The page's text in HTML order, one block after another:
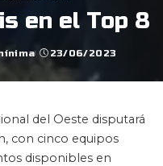
en el Top 8
23/06/2023
del Oeste disputará
con cinco equipos
disponibles en